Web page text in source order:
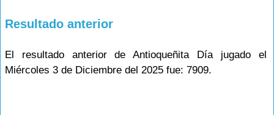
Resultado anterior
El resultado anterior de Antioqueñita Día jugado el
Miércoles 3 de Diciembre del 2025 fue: 7909.